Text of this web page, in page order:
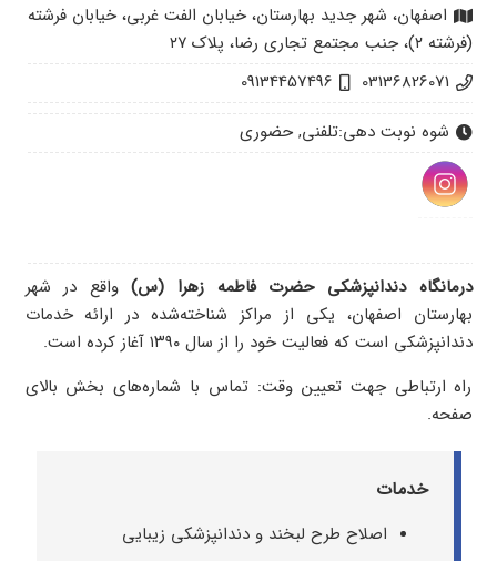
اصفهان، شهر جدید بهارستان، خیابان الفت غربی، خیابان فرشته
(فرشته ۲)، جنب مجتمع تجاری رضا، پلاک ۲۷
03136826071
09134457496
شوه نوبت دهی:تلفنی, حضوری
درمانگاه دندانپزشکی حضرت فاطمه زهرا (س)واقع در شهر
بهارستان اصفهان، یکی از مراکز شناخته‌شده در ارائه خدمات
دندانپزشکی است که فعالیت خود را از سال ۱۳۹۰ آغاز کرده است.
راه ارتباطی جهت تعیین وقت: تماس با شماره‌های بخش بالای
صفحه.
خدمات
اصلاح طرح لبخند و دندانپزشکی زیبایی